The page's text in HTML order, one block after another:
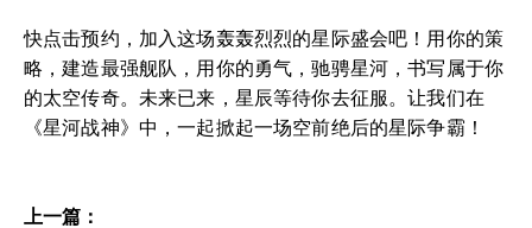
快点击预约，加入这场轰轰烈烈的星际盛会吧！用你的策
略，建造最强舰队，用你的勇气，驰骋星河，书写属于你
的太空传奇。未来已来，星辰等待你去征服。让我们在
《星河战神》中，一起掀起一场空前绝后的星际争霸！
上一篇：